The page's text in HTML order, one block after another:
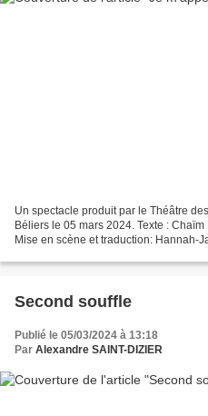
Un spectacle produit par le Théâtre
Béliers le 05 mars 2024. Texte :
Mise en scène et traduction: Hannah-
Second souffle
Publié le 05/03/2024 à 13:18
Par Alexandre SAINT-DIZIER